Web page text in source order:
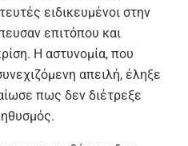
ειδικευμένοι στην
επιτόπου και
Η αστυνομία, που
απειλή, έληξε
πως δεν διέτρεξε